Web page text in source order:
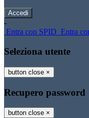
-
Entra con SPID Entra
Seleziona utente
button close ×
Recupero password
button close ×